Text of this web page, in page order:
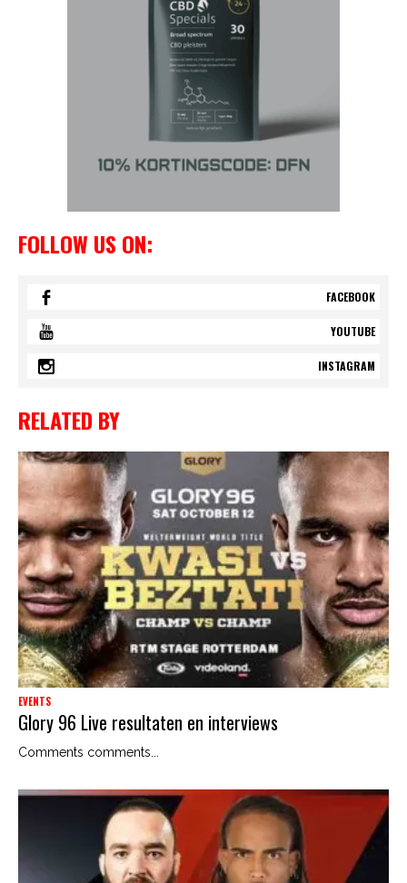
FOLLOW US ON:
FACEBOOK
YOUTUBE
INSTAGRAM
RELATED BY
EVENTS
Glory 96 Live resultaten en interviews
Comments comments...